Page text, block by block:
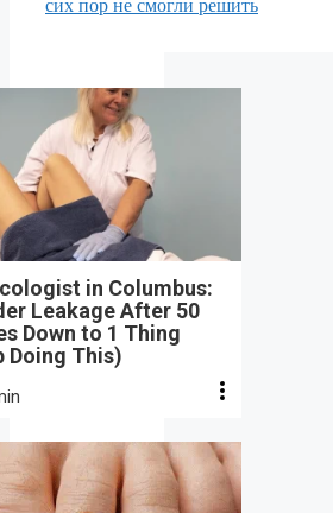
сих пор не смогли решить
in Columbus:
Leakage After 50
Down to 1 Thing
Doing This)